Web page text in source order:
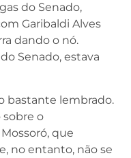
do Senado,
Garibaldi Alves
dando o nó.
Senado, estava
bastante lembrado.
sobre o
que
no entanto, não se